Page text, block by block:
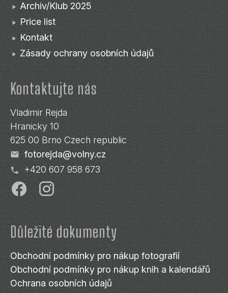
Archiv/Klub 2025
Price list
Kontakt
Zásady ochrany osobních údajů
Kontaktujte nás
Vladimir Rejda
Hranicky 10
625 00 Brno Czech republic
fotorejda@volny.cz
+420 607 958 673
.
.
Důležité dokumenty
Obchodní podmínky pro nákup fotografií
Obchodní podmínky pro nákup knih a kalendářů
Ochrana osobních údajů